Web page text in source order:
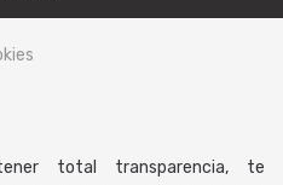
total transparencia, te